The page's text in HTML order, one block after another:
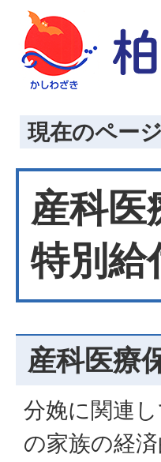
現在のページ
産科医
特別給
産科医療
分娩に関連
の家族の経